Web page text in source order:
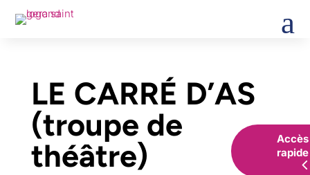
a
LE CARRÉ D’AS
(troupe de
théâtre)
Accès
rapide